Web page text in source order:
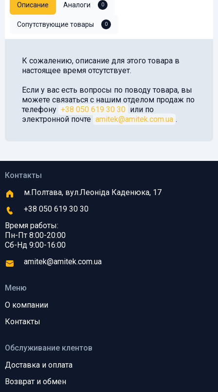
Описание Аналоги 0
Сопутствующие товары 0
К сожалению, описание для этого товара в
настоящее время отсутствует.
Если у вас есть вопросы по поводу товара, вы
можете связаться с нашим отделом продаж по
телефону +38 050 619 30 30 или по
электронной почте amitek@amitek.com.ua .
Обслуживание клентов
Доставка и оплата
Возврат и обмен
Меню
О компании
Контакты
Контакты
м.Полтава, вул.Леоніда Каденюка, 17
+38 050 619 30 30
Время работы:
Пн-Пт 8:00-20:00
Сб-Нд 9:00-16:00
amitek@amitek.com.ua